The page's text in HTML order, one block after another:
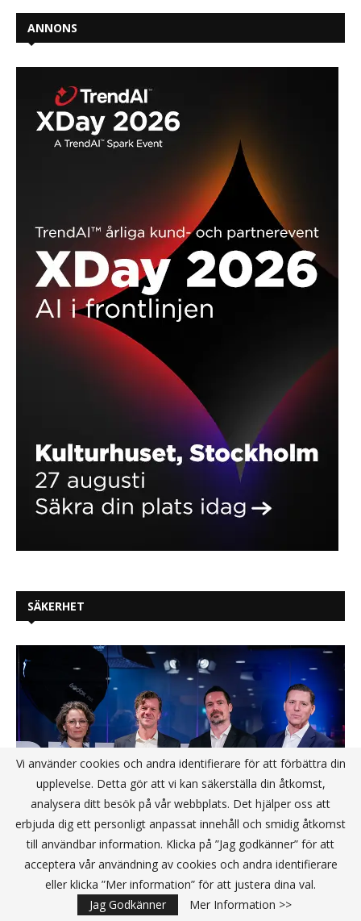
ANNONS
SÄKERHET
Truesec Group förvärvar Subset och
stärker förmågan att utveckla säkra
Vi använder cookies och andra identifierare för att förbättra din
upplevelse. Detta gör att vi kan säkerställa din åtkomst,
analysera ditt besök på vår webbplats. Det hjälper oss att
erbjuda dig ett personligt anpassat innehåll och smidig åtkomst
till användbar information. Klicka på ”Jag godkänner” för att
acceptera vår användning av cookies och andra identifierare
eller klicka ”Mer information” för att justera dina val.
Jag Godkänner
Mer Information >>